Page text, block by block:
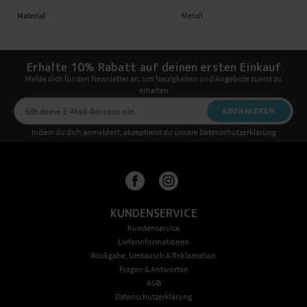
Material Metall
Erhalte 10% Rabatt auf deinen ersten Einkauf
Melde dich für den Newsletter an, um Neuigkeiten und Angebote zuerst zu
erhalten
ABONNIEREN
Indem du dich anmeldest, akzeptierst du unsere Datenschutzerklärung
KUNDENSERVICE
Kundenservice
Lieferinformationen
Rückgabe, Umtausch & Reklamation
Fragen & Antworten
AGB
Datenschutzerklärung